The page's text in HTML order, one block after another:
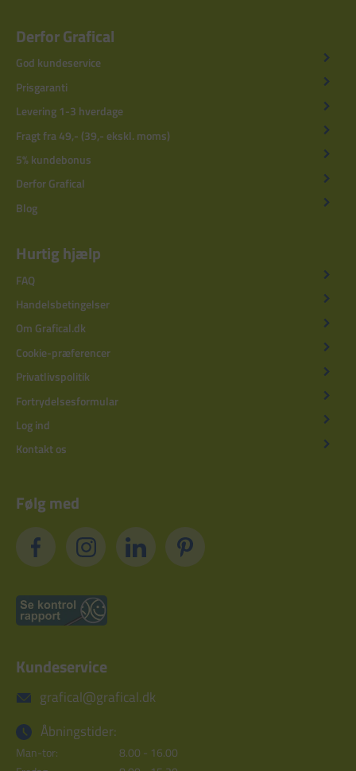
Derfor Grafical
God kundeservice
Prisgaranti
Levering 1-3 hverdage
Fragt fra 49,- (39,- ekskl. moms)
5% kundebonus
Derfor Grafical
Blog
Hurtig hjælp
FAQ
Handelsbetingelser
Om Grafical.dk
Cookie-præferencer
Privatlivspolitik
Fortrydelsesformular
Log ind
Kontakt os
Følg med
Kundeservice
grafical@grafical.dk
Åbningstider:
Man-tor:
8.00 - 16.00